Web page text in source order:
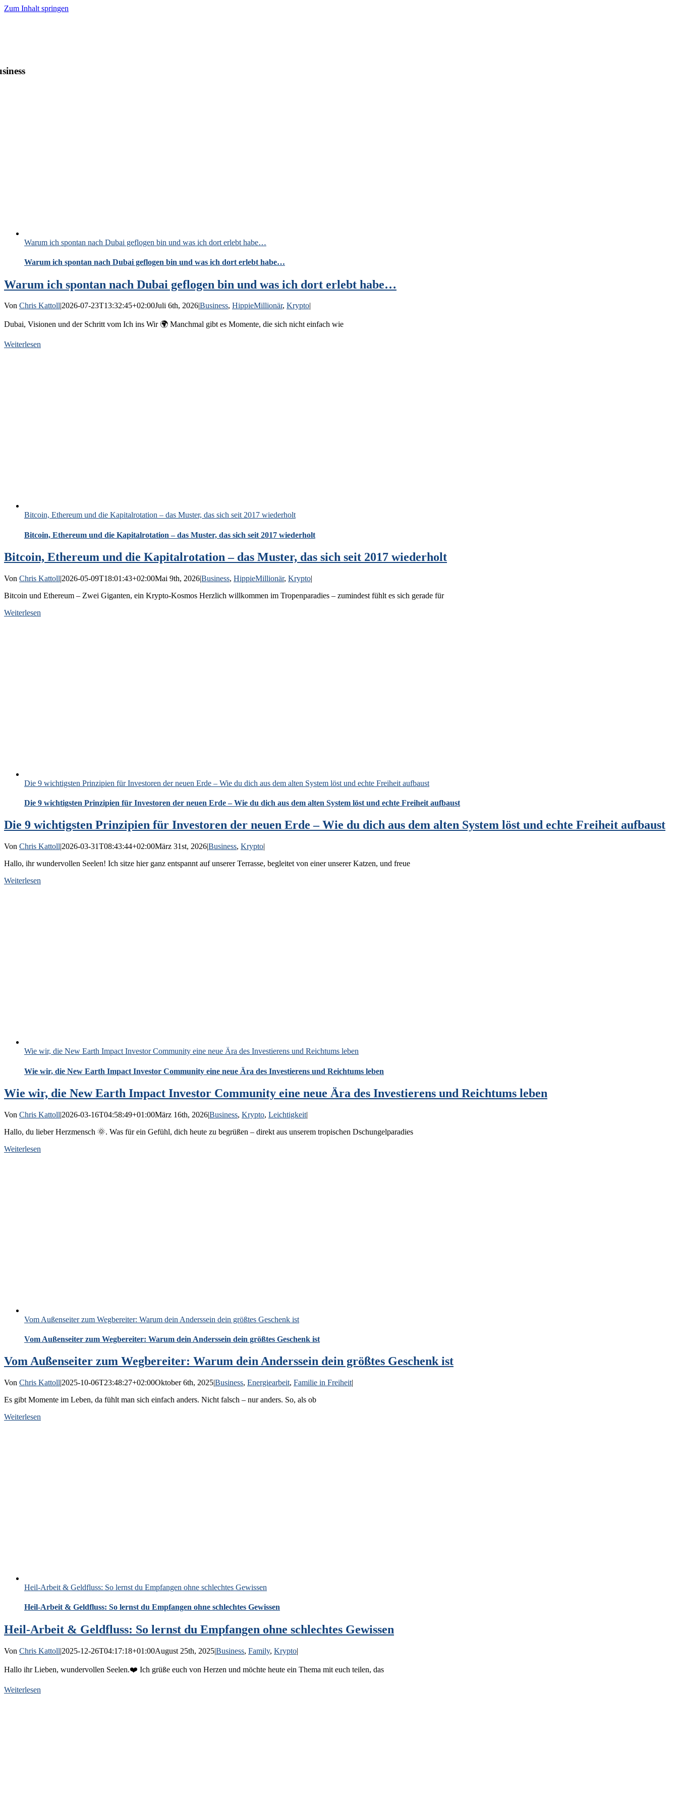
Zum Inhalt springen
Warum ich spontan nach Dubai geflogen bin und was ich dort erlebt habe…
Warum ich spontan nach Dubai geflogen bin und was ich dort erlebt habe…
Warum ich spontan nach Dubai geflogen bin und was ich dort erlebt habe…
Von Chris Kattoll|2026-07-23T13:32:45+02:00Juli 6th, 2026|Business, HippieMillionär, Krypto|
Dubai, Visionen und der Schritt vom Ich ins Wir 🌍 Manchmal gibt es Momente, die sich nicht einfach wie
Weiterlesen
Bitcoin, Ethereum und die Kapitalrotation – das Muster, das sich seit 2017 wiederholt
Bitcoin, Ethereum und die Kapitalrotation – das Muster, das sich seit 2017 wiederholt
Bitcoin, Ethereum und die Kapitalrotation – das Muster, das sich seit 2017 wiederholt
Von Chris Kattoll|2026-05-09T18:01:43+02:00Mai 9th, 2026|Business, HippieMillionär, Krypto|
Bitcoin und Ethereum – Zwei Giganten, ein Krypto-Kosmos Herzlich willkommen im Tropenparadies – zumindest fühlt es sich gerade für
Weiterlesen
Die 9 wichtigsten Prinzipien für Investoren der neuen Erde – Wie du dich aus dem alten System löst und echte Freiheit aufbaust
Die 9 wichtigsten Prinzipien für Investoren der neuen Erde – Wie du dich aus dem alten System löst und echte Freiheit aufbaust
Die 9 wichtigsten Prinzipien für Investoren der neuen Erde – Wie du dich aus dem alten System löst und echte Freiheit aufbaust
Von Chris Kattoll|2026-03-31T08:43:44+02:00März 31st, 2026|Business, Krypto|
Hallo, ihr wundervollen Seelen! Ich sitze hier ganz entspannt auf unserer Terrasse, begleitet von einer unserer Katzen, und freue
Weiterlesen
Wie wir, die New Earth Impact Investor Community eine neue Ära des Investierens und Reichtums leben
Wie wir, die New Earth Impact Investor Community eine neue Ära des Investierens und Reichtums leben
Wie wir, die New Earth Impact Investor Community eine neue Ära des Investierens und Reichtums leben
Von Chris Kattoll|2026-03-16T04:58:49+01:00März 16th, 2026|Business, Krypto, Leichtigkeit|
Hallo, du lieber Herzmensch 🌞. Was für ein Gefühl, dich heute zu begrüßen – direkt aus unserem tropischen Dschungelparadies
Weiterlesen
Vom Außenseiter zum Wegbereiter: Warum dein Anderssein dein größtes Geschenk ist
Vom Außenseiter zum Wegbereiter: Warum dein Anderssein dein größtes Geschenk ist
Vom Außenseiter zum Wegbereiter: Warum dein Anderssein dein größtes Geschenk ist
Von Chris Kattoll|2025-10-06T23:48:27+02:00Oktober 6th, 2025|Business, Energiearbeit, Familie in Freiheit|
Es gibt Momente im Leben, da fühlt man sich einfach anders. Nicht falsch – nur anders. So, als ob
Weiterlesen
Heil-Arbeit & Geldfluss: So lernst du Empfangen ohne schlechtes Gewissen
Heil-Arbeit & Geldfluss: So lernst du Empfangen ohne schlechtes Gewissen
Heil-Arbeit & Geldfluss: So lernst du Empfangen ohne schlechtes Gewissen
Von Chris Kattoll|2025-12-26T04:17:18+01:00August 25th, 2025|Business, Family, Krypto|
Hallo ihr Lieben, wundervollen Seelen.❤️ Ich grüße euch von Herzen und möchte heute ein Thema mit euch teilen, das
Weiterlesen